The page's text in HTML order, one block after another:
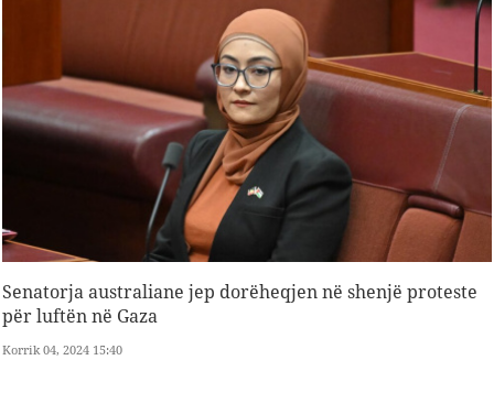
Senatorja australiane jep dorëheqjen në shenjë proteste
për luftën në Gaza
Korrik 04, 2024 15:40